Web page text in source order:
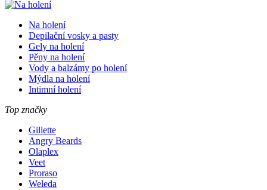
Na holení
Depilační vosky a pasty
Gely na holení
Pěny na holení
Vody a balzámy po holení
Mýdla na holení
Intimní holení
Top značky
Gillette
Angry Beards
Olaplex
Veet
Proraso
Weleda